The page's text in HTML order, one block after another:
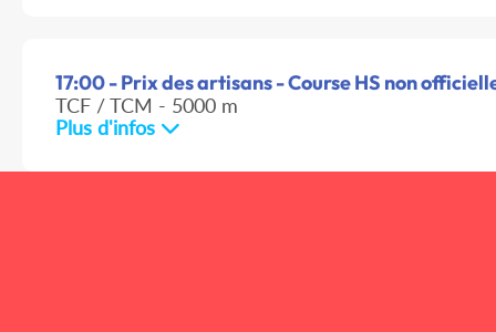
17:00 - Prix des artisans - Course HS non
TCF / TCM - 5000 m
Plus d'infos